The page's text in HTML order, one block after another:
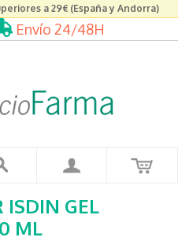
a 29€ (España y Andorra)
Envío 24/48H
ISDIN GEL
ML